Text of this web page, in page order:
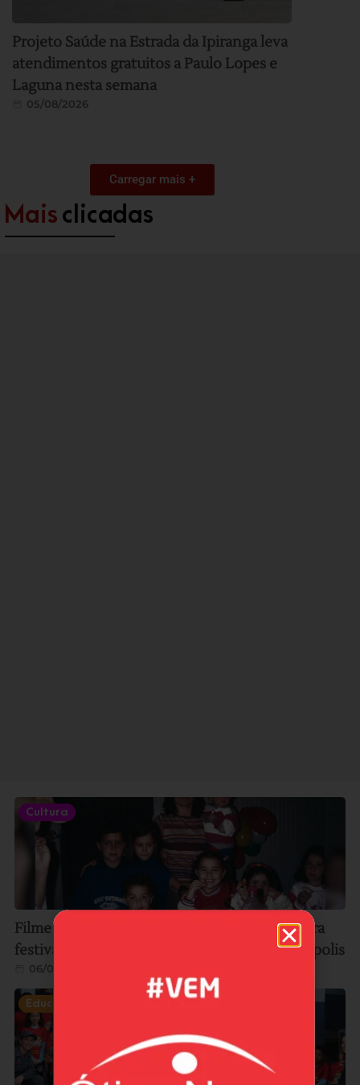
Projeto Saúde na Estrada da Ipiranga leva
atendimentos gratuitos a Paulo Lopes e
Laguna nesta semana
05/08/2026
Carregar mais +
Mais clicadas
Cultura
Filme gravado em Imbituba é selecionado para
festival internacional de cinema em Florianópolis
06/08/2026
Educação